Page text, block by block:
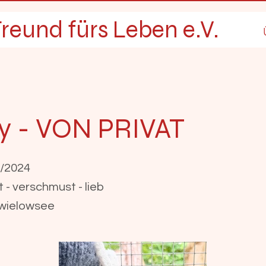
fürs Leben e.V.
- VON PRIVAT
2024
- verschmust - lieb